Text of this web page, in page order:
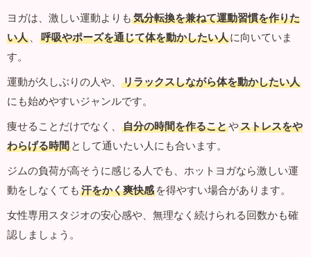
ヨガは、激しい運動よりも 気分転換を兼ねて運動習慣を作りた
い人 、 呼吸やポーズを通じて体を動かしたい人に向いていま
す。
運動が久しぶりの人や、
リラックスしながら体を動かしたい人
にも始めやすいジャンルです。
痩せることだけでなく、
自分の時間を作ることやストレスをや
わらげる時間 として通いたい人にも合います。
ジムの負荷が高そうに感じる人でも、ホットヨガなら激しい運
動をしなくても 汗をかく爽快感 を得やすい場合があります。
女性専用スタジオの安心感や、無理なく続けられる回数かも確
認しましょう。